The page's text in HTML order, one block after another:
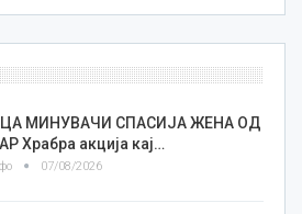
МИНУВАЧИ СПАСИЈА ЖЕНА ОД
Храбра акција кај…
07/08/2026